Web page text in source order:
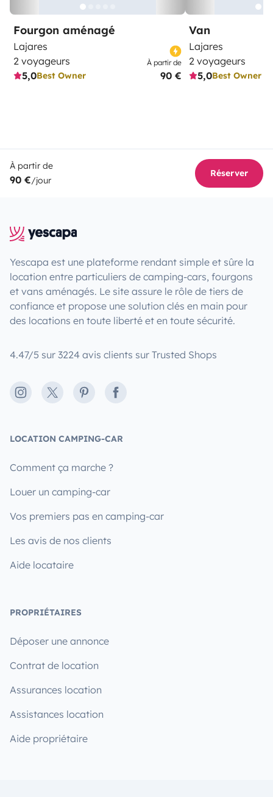
Fourgon aménagé
Lajares
2 voyageurs
5,0Best Owner
À partir de
90 €
Van
Lajares
2 voyageurs
5,0Best Owner
À partir de
90 €/jour
Réserver
Yescapa est une plateforme rendant simple et sûre la
location entre particuliers de camping-cars, fourgons
et vans aménagés. Le site assure le rôle de tiers de
confiance et propose une solution clés en main pour
des locations en toute liberté et en toute sécurité.
4.47/5 sur 3224 avis clients sur Trusted Shops
Instagram
X PinterestFacebook
LOCATION CAMPING-CAR
Comment ça marche ?
Louer un camping-car
Vos premiers pas en camping-car
Les avis de nos clients
Aide locataire
PROPRIÉTAIRES
Déposer une annonce
Contrat de location
Assurances location
Assistances location
Aide propriétaire